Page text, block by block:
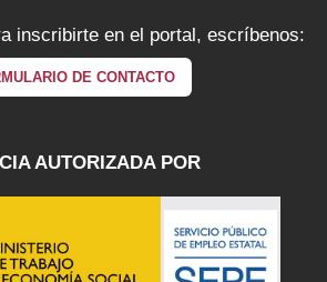
inscribirte en el portal, escríbenos:
DE CONTACTO
AUTORIZADA POR